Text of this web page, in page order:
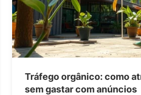
Tráfego orgânico: como
sem gastar com anúncios